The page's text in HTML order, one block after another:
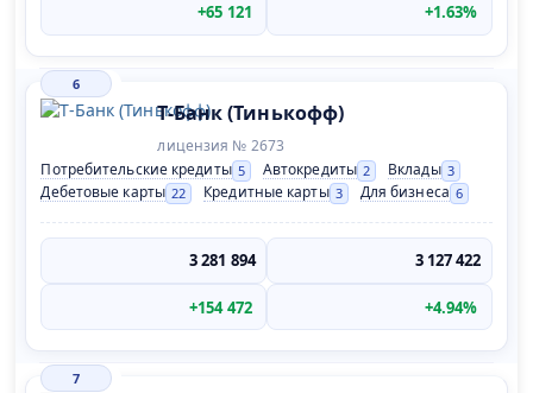
+65 121 +1.63%
6
Т-Банк (Тинькофф)
лицензия № 2673
Потребительские кредиты 5 Автокредиты 2 Вклады 3
Дебетовые карты 22 Кредитные карты 3 Для бизнеса 6
3 281 894 3 127 422
+154 472 +4.94%
7